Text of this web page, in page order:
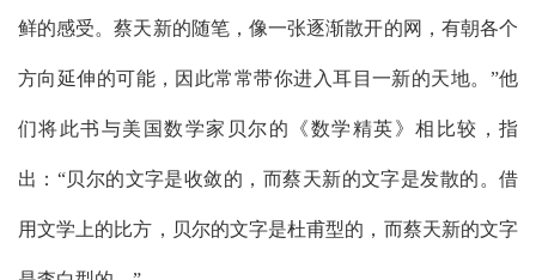
鲜的感受。蔡天新的随笔，像一张逐渐散开的网，有朝各个
方向延伸的可能，因此常常带你进入耳目一新的天地。”他
们将此书与美国数学家贝尔的《数学精英》相比较，指
出：“贝尔的文字是收敛的，而蔡天新的文字是发散的。借
用文学上的比方，贝尔的文字是杜甫型的，而蔡天新的文字